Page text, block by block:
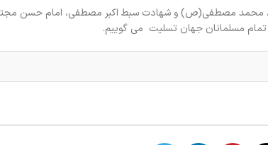
محمد مصطفی(ص) و شهادت سبط اکبر مصطفی، امام حسن
مسلمانان جهان تسلیت می گوییم.